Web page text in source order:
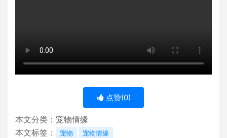
点赞(0)
本文分类： 宠物情缘
本文标签：
宠物 宠物情缘